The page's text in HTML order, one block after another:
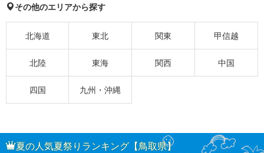
その他のエリアから探す
北海道 東北 関東 甲信越
北陸 東海 関西 中国
四国 九州・沖縄
夏の人気夏祭りランキング【鳥取県】